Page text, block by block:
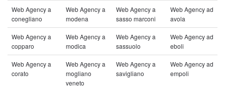
Web Agency a
conegliano
Web Agency a
modena
Web Agency a
sasso marconi
Web Agency ad
avola
Web Agency a
copparo
Web Agency a
modica
Web Agency a
sassuolo
Web Agency ad
eboli
Web Agency a
corato
Web Agency a
mogliano
veneto
Web Agency a
savigliano
Web Agency ad
empoli